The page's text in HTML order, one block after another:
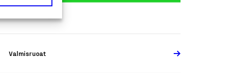
Valmisruoat